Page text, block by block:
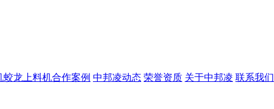
蛟龙上料机合作案例 中邦凌动态 荣誉资质 关于中邦凌 联系我们